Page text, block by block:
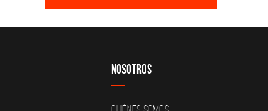
Nosotros